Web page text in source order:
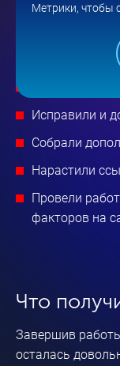
Провели
Комплексно
пользователей
Исправили и
Собрали
Нарастили
Провели
факторов на
Что
Завершив
осталась
Метрики, чтобы